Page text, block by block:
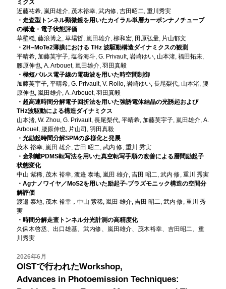
ミクス
近藤祐希, 嵐田雄介, 茂木裕幸, 武内修, 吉田昭二, 重川秀実
・走査型トンネル顕微鏡を用いたカイラル単層カーボンナノチューブ
の構造・電子状態評価
草壁穏, 藤浪博之, 草場哲, 嵐田雄介, 柳和宏, 田原弘量, 片山郁文
・2H–MoTe2薄膜における THz 波駆動構造ダイナミクスの観測
平晴希, 加藤芙宇子, 塩谷海斗, G. Privault, 岩崎ゆい, 山本渚, 福田拓未,
腰原伸也, A. Arbouet, 嵐田雄介, 羽田真毅
・極短パルス電子線の電磁波を用いた時空間制御
加藤芙宇子, 平晴希, G. Privault, V. Rollo, 岩崎ゆい, 長尾梨代, 山本渚, 腰
原伸也, 嵐田雄介, A. Arbouet, 羽田真毅
・超高速時間分解電子回折法を用いた強誘電体結晶の光誘起および
THz波駆動による構造ダイナミクス
山本渚, W. Zhou, G. Privault, 長尾梨代, 平晴希, 加藤芙宇子, 嵐田雄介, A.
Arbouet, 腰原伸也, 片山司, 羽田真毅
・光励起時間分解SPMの多様化と発展
茂木 裕幸, 嵐田 雄介, 吉田 昭二, 武内 修, 重川 秀実
・金剥離PDMS転写法を用いた真空転写手順の改善による層間励起子
状態変化
中山 紫稀, 茂木 裕幸, 渡邉 泰地, 嵐田 雄介, 吉田 昭二, 武内 修, 重川 秀実
・Agナノワイヤ／MoS2を用いた励起子-プラズモニック構造の空間分
解評価
渡邉 泰地, 茂木 裕幸，中山 紫稀, 嵐田 雄介, 吉田 昭二, 武内 修, 重川 秀
実
・時間分解走査トンネル分光計測の高精度化
久保木啓丞、出口雄基、武内修、嵐田雄介、茂木裕幸、吉田昭二、重
川秀実
2026年6月
OISTで行われたWorkshop,
Advances in Photoemission Techniques: